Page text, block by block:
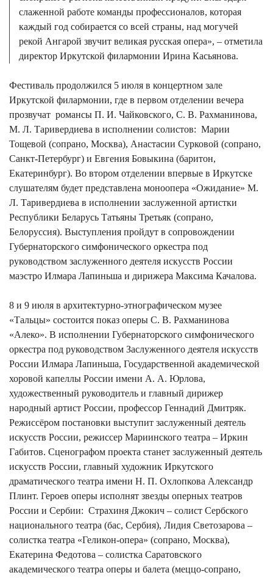
слаженной работе команды профессионалов, которая
каждый год собирается со всей страны, над могучей
рекой Ангарой звучит великая русская опера», – отметила
директор Иркутской филармонии Ирина Касьянова.
Фестиваль продолжился 5 июля в концертном зале
Иркутской филармонии, где в первом отделении вечера
прозвучат романсы П. И. Чайковского, С. В. Рахманинова,
М. Л. Таривердиева в исполнении солистов: Марии
Тощевой (сопрано, Москва), Анастасии Сурковой (сопрано,
Санкт-Петербург) и ️Евгения Бовыкина (баритон,
Екатеринбург). Во втором отделении впервые в Иркутске
слушателям будет представлена моноопера «Ожидание» М.
Л. Таривердиева в исполнении заслуженной артистки
Республики Беларусь Татьяны Третьяк (сопрано,
Белоруссия). Выступления пройдут в сопровождении
Губернаторского симфонического оркестра под
руководством заслуженного деятеля искусств России
маэстро Илмара Лапиньша и дирижера Максима Качалова.
8 и 9 июля в архитектурно-этнографическом музее
«Тальцы» состоится показ оперы С. В. Рахманинова
«Алеко». В исполнении Губернаторского симфонического
оркестра под руководством Заслуженного деятеля искусств
России Илмара Лапиньша, ️Государственной академической
хоровой капеллы России имени А. А. Юрлова,
художественный руководитель и главный дирижер
народный артист России, профессор Геннадий Дмитряк.
Режиссёром постановки выступит заслуженный деятель
искусств России, режиссер Мариинского театра – Иркин
Габитов. Сценографом проекта станет заслуженный деятель
искусств России, главный художник Иркутского
драматического театра имени Н. П. Охлопкова Александр
Плинт. Героев оперы исполнят звезды оперных театров
России и Сербии: Страхиня Джокич – солист Сербского
национального театра (бас, Сербия), Лидия Светозарова –
солистка театра «Геликон-опера» (сопрано, Москва),
Екатерина Федотова – солистка Саратовского
академического театра оперы и балета (меццо-сопрано,